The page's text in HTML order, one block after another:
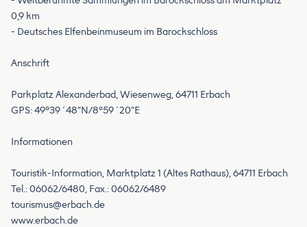
0,9 km
- Deutsches Elfenbeinmuseum im Barockschloss
Anschrift
Parkplatz Alexanderbad, Wiesenweg, 64711 Erbach
GPS: 49°39´48“N/8°59´20“E
Informationen
Touristik-Information, Marktplatz 1 (Altes Rathaus), 64711 Erbach
tourismus@erbach.de
www.erbach.de